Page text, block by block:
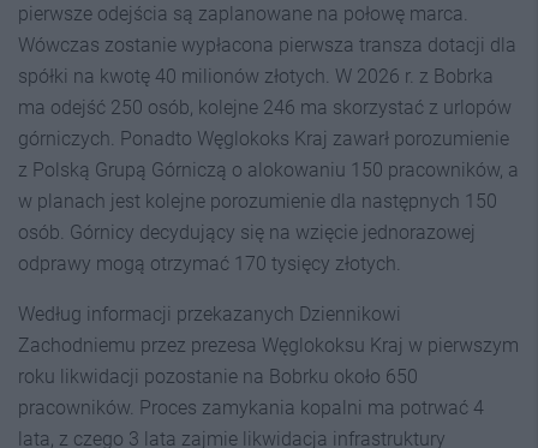
pierwsze odejścia są zaplanowane na połowę marca.
Wówczas zostanie wypłacona pierwsza transza dotacji dla
spółki na kwotę 40 milionów złotych. W 2026 r. z Bobrka
ma odejść 250 osób, kolejne 246 ma skorzystać z urlopów
górniczych. Ponadto Węglokoks Kraj zawarł porozumienie
z Polską Grupą Górniczą o alokowaniu 150 pracowników, a
w planach jest kolejne porozumienie dla następnych 150
osób. Górnicy decydujący się na wzięcie jednorazowej
odprawy mogą otrzymać 170 tysięcy złotych.
Według informacji przekazanych Dziennikowi
Zachodniemu przez prezesa Węglokoksu Kraj w pierwszym
roku likwidacji pozostanie na Bobrku około 650
pracowników. Proces zamykania kopalni ma potrwać 4
lata, z czego 3 lata zajmie likwidacja infrastruktury